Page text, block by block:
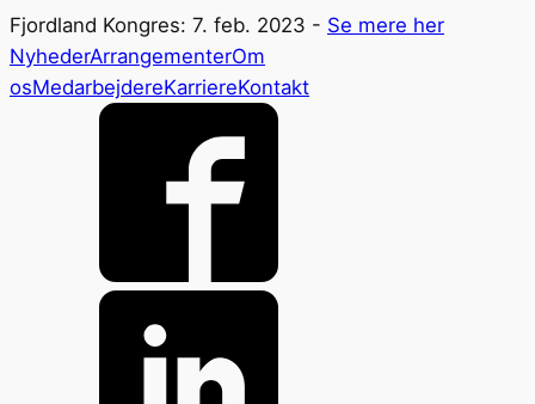
Fjordland Kongres: 7. feb. 2023 - Se mere her
NyhederArrangementerOm
osMedarbejdereKarriereKontakt